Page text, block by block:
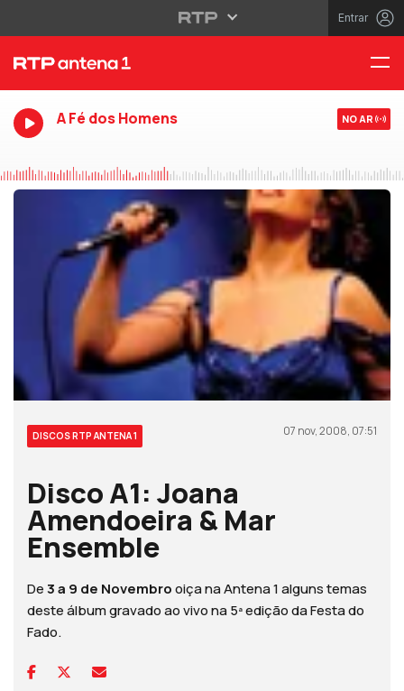
Entrar
A Fé dos Homens NO AR
DISCOS RTP ANTENA 1 07 nov, 2008, 07:51
Disco A1: Joana
Amendoeira & Mar
Ensemble
De3 a 9 de Novembrooiça na Antena 1 alguns temas
deste álbum gravado ao vivo na 5ª edição da Festa do
Fado.